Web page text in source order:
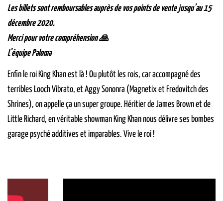
Les billets sont remboursables auprès de vos points de vente jusqu’au 15
décembre 2020.
Merci pour votre compréhension 🙏
L’équipe Paloma
Enfin le roi King Khan est là ! Ou plutôt les rois, car accompagné des
terribles Looch Vibrato, et Aggy Sononra (Magnetix et Fredovitch des
Shrines), on appelle ça un super groupe. Héritier de James Brown et de
Little Richard, en véritable showman King Khan nous délivre ses bombes
garage psyché additives et imparables. Vive le roi !